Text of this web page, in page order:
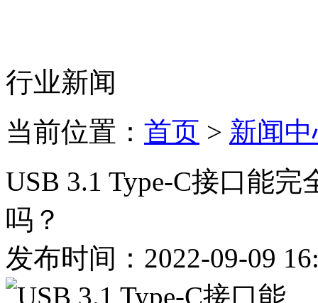
行业新闻
当前位置： 首页 > 新闻
USB 3.1 Type-C接口能
吗？
发布时间：2022-09-09